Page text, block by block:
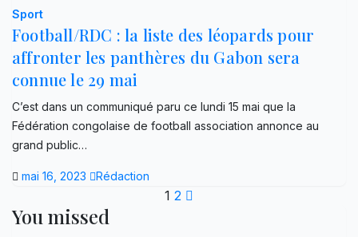
Sport
Football/RDC : la liste des léopards pour
affronter les panthères du Gabon sera
connue le 29 mai
C’est dans un communiqué paru ce lundi 15 mai que la
Fédération congolaise de football association annonce au
grand public…
mai 16, 2023 Rédaction
Pagination
1 2
You missed